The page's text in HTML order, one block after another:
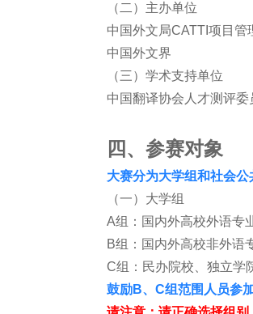
（二）主办单位
中国外文局CATTI项目管
中国外文界
（三）学术支持单位
中国翻译协会人才测评委
四、参赛对象
大赛分为大学组和社会公
（一）大学组
A组：国内外高校外语专
B组：国内外高校非外语
C组：民办院校、独立学
鼓励B、C组范围人员参